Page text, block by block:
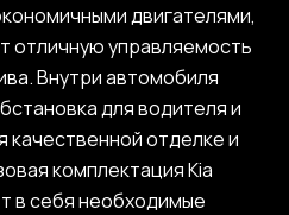
двигателями,
отличную управляемость
Внутри автомобиля
для водителя и
качественной отделке и
комплектация Kia
в себя необходимые